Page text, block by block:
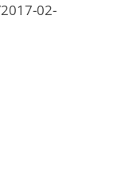
02-